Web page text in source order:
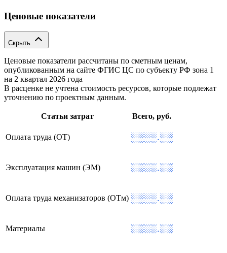
Ценовые показатели
Скрыть
Ценовые показатели рассчитаны по сметным ценам,
опубликованным на сайте ФГИС ЦС по субъекту РФ зона 1
на 2 квартал 2026 года
В расценке не учтена стоимость ресурсов, которые подлежат
уточнению по проектным данным.
Статьи затрат Всего, руб.
Оплата труда (ОТ) ░░░░.░░
Эксплуатация машин (ЭМ) ░░░░.░░
Оплата труда механизаторов (ОТм) ░░░░.░░
Материалы ░░░░.░░